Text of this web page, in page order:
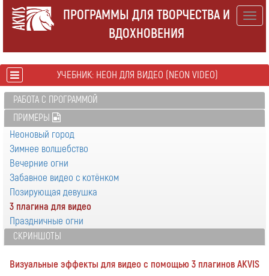
ПРОГРАММЫ ДЛЯ ТВОРЧЕСТВА И
ВДОХНОВЕНИЯ
УЧЕБНИК: НЕОН ДЛЯ ВИДЕО (NEON VIDEO)
РАБОТА С ПРОГРАММОЙ
ПРИМЕРЫ
Неоновый город
Зимнее волшебство
Вечерние огни
Забавное видео с котёнком
Позирующая девушка
3 плагина для видео
Праздничные огни
СКРИНШОТЫ
Визуальные эффекты для видео с помощью 3 плагинов AKVIS